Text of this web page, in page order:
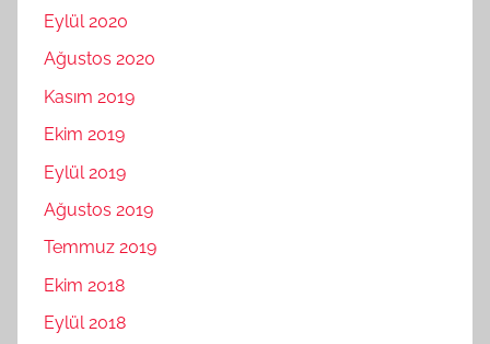
Eylül 2020
Ağustos 2020
Kasım 2019
Ekim 2019
Eylül 2019
Ağustos 2019
Temmuz 2019
Ekim 2018
Eylül 2018